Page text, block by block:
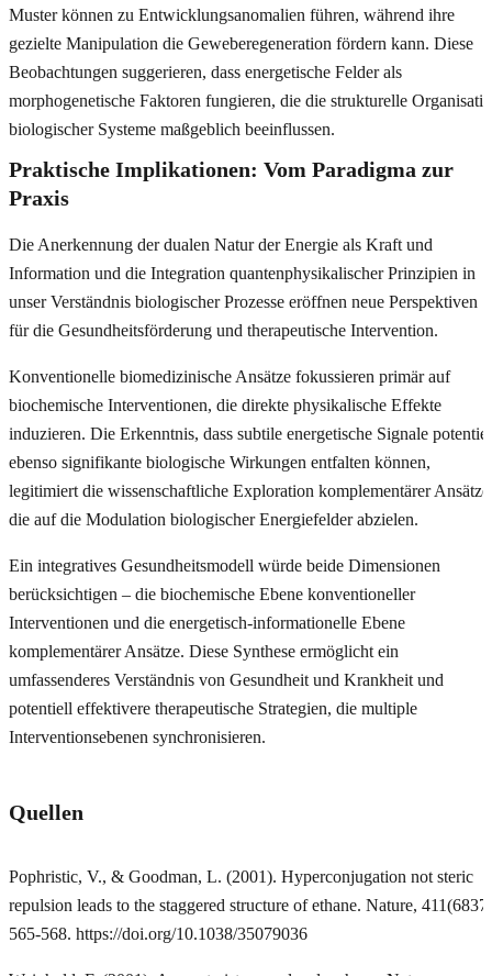
Muster können zu Entwicklungsanomalien führen, während ihre
gezielte Manipulation die Geweberegeneration fördern kann. Diese
Beobachtungen suggerieren, dass energetische Felder als
morphogenetische Faktoren fungieren, die die strukturelle
biologischer Systeme maßgeblich beeinflussen.
Praktische Implikationen: Vom Paradigma zur
Praxis
Die Anerkennung der dualen Natur der Energie als Kraft und
Information und die Integration quantenphysikalischer Prinzipien in
unser Verständnis biologischer Prozesse eröffnen neue Perspektiven
für die Gesundheitsförderung und therapeutische Intervention.
Konventionelle biomedizinische Ansätze fokussieren primär auf
biochemische Interventionen, die direkte physikalische Effekte
induzieren. Die Erkenntnis, dass subtile energetische Signale
ebenso signifikante biologische Wirkungen entfalten können,
legitimiert die wissenschaftliche Exploration komplementärer
die auf die Modulation biologischer Energiefelder abzielen.
Ein integratives Gesundheitsmodell würde beide Dimensionen
berücksichtigen – die biochemische Ebene konventioneller
Interventionen und die energetisch-informationelle Ebene
komplementärer Ansätze. Diese Synthese ermöglicht ein
umfassenderes Verständnis von Gesundheit und Krankheit und
potentiell effektivere therapeutische Strategien, die multiple
Interventionsebenen synchronisieren.
Quellen
Pophristic, V., & Goodman, L. (2001). Hyperconjugation not steric
repulsion leads to the staggered structure of ethane. Nature,
565-568. https://doi.org/10.1038/35079036